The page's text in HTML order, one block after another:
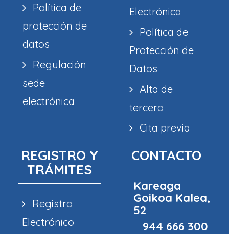
Política de
protección de
datos
Regulación
sede
electrónica
Electrónica
Política de
Protección de
Datos
Alta de
tercero
Cita previa
REGISTRO Y
TRÁMITES
Registro
Electrónico
CONTACTO
Kareaga
Goikoa Kalea,
52
944 666 300